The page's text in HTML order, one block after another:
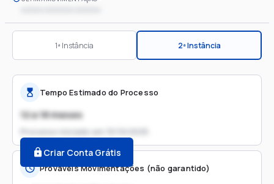
1ª Instância 2ª Instância
Tempo Estimado do Processo
12 a 18 meses
Processo iniciado em
Criar Conta Grátis
Prováveis Movimentações (não garantido)